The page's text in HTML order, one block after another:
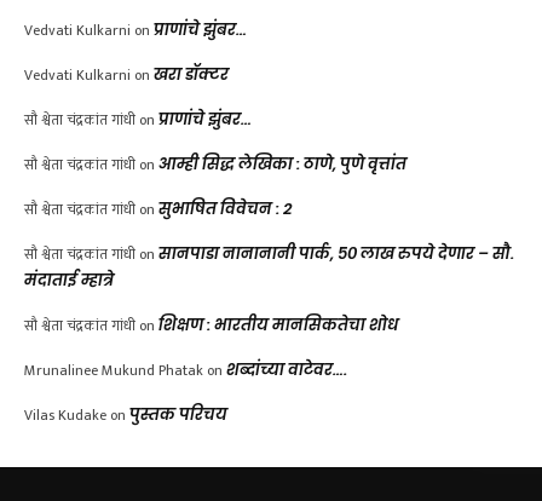
Vedvati Kulkarni on प्राणांचे झुंबर…
Vedvati Kulkarni on खरा डॉक्टर
सौ श्वेता चंद्रकांत गांधी on प्राणांचे झुंबर…
सौ श्वेता चंद्रकांत गांधी on आम्ही सिद्ध लेखिका : ठाणे, पुणे वृत्तांत
सौ श्वेता चंद्रकांत गांधी on सुभाषित विवेचन : 2
सौ श्वेता चंद्रकांत गांधी on सानपाडा नानानानी पार्क, ५० लाख रुपये देणार – सौ.
मंदाताई म्हात्रे
सौ श्वेता चंद्रकांत गांधी on शिक्षण : भारतीय मानसिकतेचा शोध
Mrunalinee Mukund Phatak on शब्दांच्या वाटेवर….
Vilas Kudake on पुस्तक परिचय